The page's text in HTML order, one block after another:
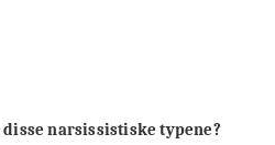
narsissistiske typene?